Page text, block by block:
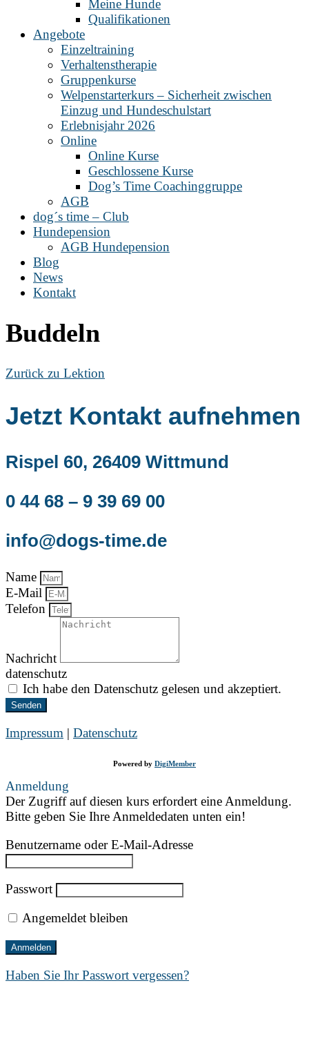
Meine Hunde
Qualifikationen
Angebote
Einzeltraining
Verhaltenstherapie
Gruppenkurse
Welpenstarterkurs – Sicherheit zwischen
Einzug und Hundeschulstart
Erlebnisjahr 2026
Online
Online Kurse
Geschlossene Kurse
Dog’s Time Coachinggruppe
AGB
dog´s time – Club
Hundepension
AGB Hundepension
Blog
News
Kontakt
Buddeln
Zurück zu Lektion
Jetzt Kontakt aufnehmen
Rispel 60, 26409 Wittmund
0 44 68 – 9 39 69 00
info@dogs-time.de
Name
E-Mail
Telefon
Nachricht
datenschutz
Ich habe den Datenschutz gelesen und akzeptiert.
Senden
Impressum | Datenschutz
Powered by DigiMember
Anmeldung
Der Zugriff auf diesen kurs erfordert eine Anmeldung.
Bitte geben Sie Ihre Anmeldedaten unten ein!
Benutzername oder E-Mail-Adresse
Passwort
Angemeldet bleiben
Haben Sie Ihr Passwort vergessen?